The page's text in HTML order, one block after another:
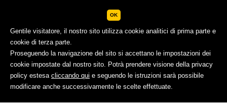
PRENOTA
OK
Gentile visitatore, il nostro sito utilizza cookie analitici di prima parte e
cookie di terza parte.
Proseguendo la navigazione del sito si accettano le impostazioni dei
cookie impostate dal nostro sito. Potrà prendere visione della privacy
policy estesa cliccando qui e seguendo le istruzioni sarà possibile
modificare anche successivamente le scelte effettuate.